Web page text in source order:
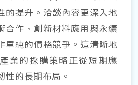
的提升。洽談內容更深入地
合作、創新材料應用與永續
單純的價格競爭。這清晰地
業的採購策略正從短期應
性的長期布局。